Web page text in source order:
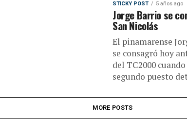
STICKY POST 5 años ago
Jorge Barrio se
San Nicolás
El pinamarense
se consagró hoy
del TC2000
segundo puesto
MORE POSTS